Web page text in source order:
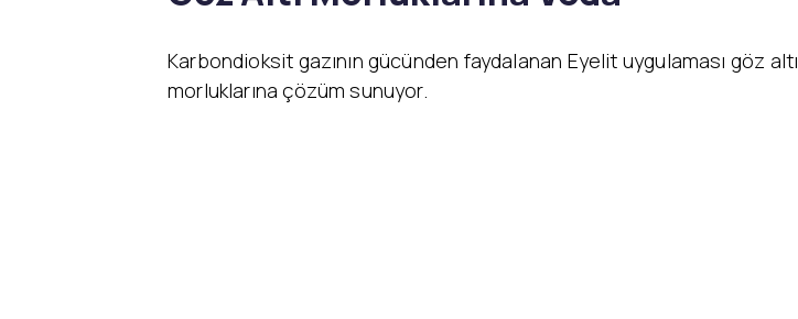
Karbondioksit gazının gücünden faydalanan Eyelit uygulaması göz altı
morluklarına çözüm sunuyor.